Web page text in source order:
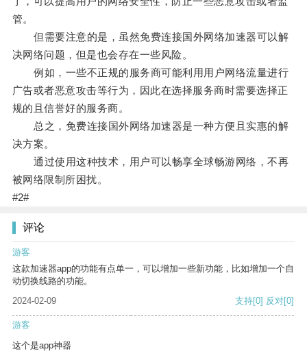
管。
但需要注意的是，虽然免费连接国外网络加速器可以解
决网络问题，但是也会存在一些风险。
例如，一些不正规的服务商可能利用用户网络流量进行
广告或者恶意攻击等行为，因此在选择服务商时需要选择正
规的且信誉好的服务商。
总之，免费连接国外网络加速器是一种方便且实惠的解
决方案。
通过使用这种技术，用户可以畅享全球畅游网络，不再
被网络限制所困扰。
#2#
评论
游客
这款加速器app的功能有点单一，可以增加一些新功能，比如增加一个自
动切换线路的功能。
2024-02-09
支持[0] 反对[0]
游客
这个是app神器